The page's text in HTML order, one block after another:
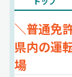
＼普通免
県内の運
場